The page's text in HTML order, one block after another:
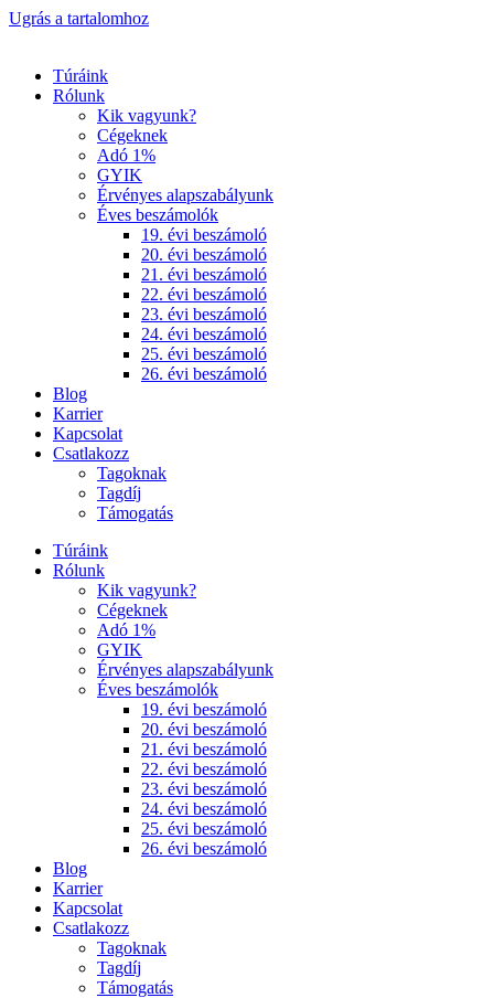
Ugrás a tartalomhoz
Túráink
Rólunk
Kik vagyunk?
Cégeknek
Adó 1%
GYIK
Érvényes alapszabályunk
Éves beszámolók
19. évi beszámoló
20. évi beszámoló
21. évi beszámoló
22. évi beszámoló
23. évi beszámoló
24. évi beszámoló
25. évi beszámoló
26. évi beszámoló
Blog
Karrier
Kapcsolat
Csatlakozz
Tagoknak
Tagdíj
Támogatás
Túráink
Rólunk
Kik vagyunk?
Cégeknek
Adó 1%
GYIK
Érvényes alapszabályunk
Éves beszámolók
19. évi beszámoló
20. évi beszámoló
21. évi beszámoló
22. évi beszámoló
23. évi beszámoló
24. évi beszámoló
25. évi beszámoló
26. évi beszámoló
Blog
Karrier
Kapcsolat
Csatlakozz
Tagoknak
Tagdíj
Támogatás